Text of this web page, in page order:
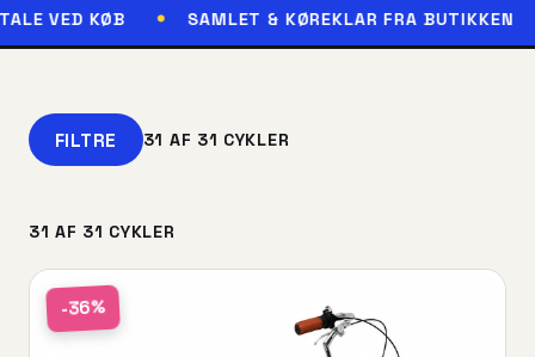
SAMLET & KØREKLAR FRA BUTIKKEN
FILTRE 31 AF 31 CYKLER
31 AF 31 CYKLER
-36%